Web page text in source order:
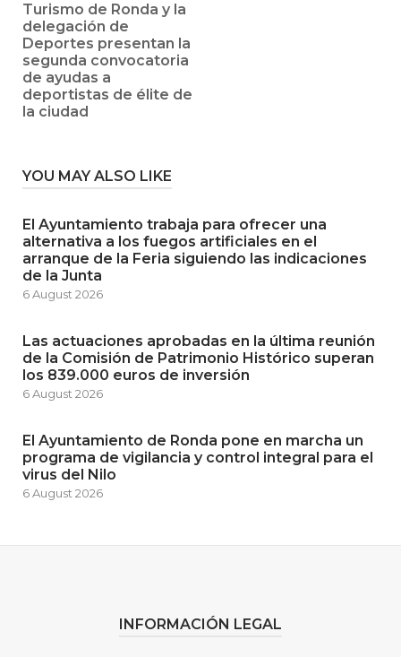
Turismo de Ronda y la
delegación de
Deportes presentan la
segunda convocatoria
de ayudas a
deportistas de élite de
la ciudad
YOU MAY ALSO LIKE
El Ayuntamiento trabaja para ofrecer una
alternativa a los fuegos artificiales en el
arranque de la Feria siguiendo las indicaciones
de la Junta
6 August 2026
Las actuaciones aprobadas en la última reunión
de la Comisión de Patrimonio Histórico superan
los 839.000 euros de inversión
6 August 2026
El Ayuntamiento de Ronda pone en marcha un
programa de vigilancia y control integral para el
virus del Nilo
6 August 2026
INFORMACIÓN LEGAL